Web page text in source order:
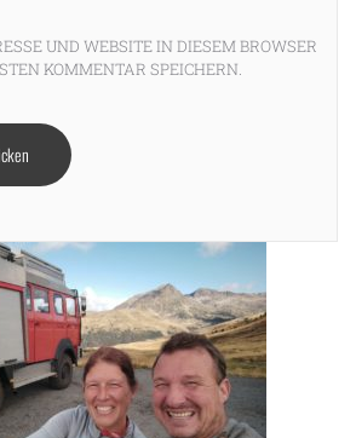
UND WEBSITE IN DIESEM BROWSER
KOMMENTAR SPEICHERN.